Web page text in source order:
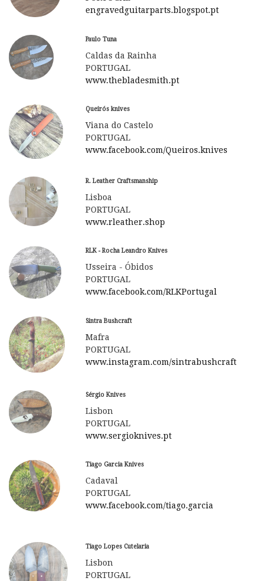
R. Leather Craftsmanship
Lisboa
PORTUGAL
www.rleather.shop
Sintra Bushcraft
Mafra
PORTUGAL
www.instagram.com/sintrabushcraft
Tiago Lopes Cutelaria
Lisbon
PORTUGAL
Queirós knives
Viana do Castelo
PORTUGAL
www.facebook.com/Queiros.knives
RLK - Rocha Leandro Knives
Usseira - Óbidos
PORTUGAL
www.facebook.com/RLKPortugal
engravedguitarparts.blogspot.pt
Paulo Tuna
Caldas da Rainha
PORTUGAL
www.thebladesmith.pt
Sérgio Knives
Lisbon
PORTUGAL
www.sergioknives.pt
Tiago Garcia Knives
Cadaval
PORTUGAL
www.facebook.com/tiago.garcia